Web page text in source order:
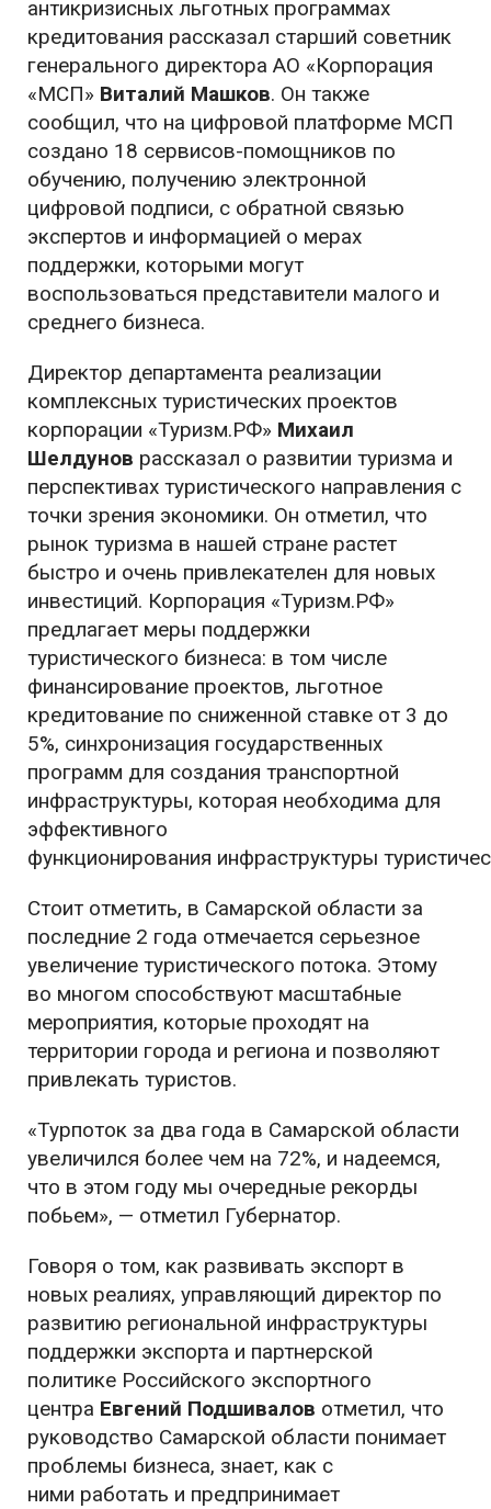
антикризисных льготных программах
кредитования рассказал старший советник
генерального директора АО «Корпорация
«МСП» Виталий Машков. Он также
сообщил, что на цифровой платформе МСП
создано 18 сервисов-помощников по
обучению, получению электронной
цифровой подписи, с обратной связью
экспертов и информацией о мерах
поддержки, которыми могут
воспользоваться представители малого и
среднего бизнеса.
Директор департамента реализации
комплексных туристических проектов
корпорации «Туризм.РФ» Михаил
Шелдунов рассказал о развитии туризма и
перспективах туристического направления с
точки зрения экономики. Он отметил, что
рынок туризма в нашей стране растет
быстро и очень привлекателен для новых
инвестиций. Корпорация «Туризм.РФ»
предлагает меры поддержки
туристического бизнеса: в том числе
финансирование проектов, льготное
кредитование по сниженной ставке от 3 до
5%, синхронизация государственных
программ для создания транспортной
инфраструктуры, которая необходима для
эффективного
функционирования инфраструктуры
Стоит отметить, в Самарской области за
последние 2 года отмечается серьезное
увеличение туристического потока. Этому
во многом способствуют масштабные
мероприятия, которые проходят на
территории города и региона и позволяют
привлекать туристов.
«Турпоток за два года в Самарской области
увеличился более чем на 72%, и надеемся,
что в этом году мы очередные рекорды
побьем», — отметил Губернатор.
Говоря о том, как развивать экспорт в
новых реалиях, управляющий директор по
развитию региональной инфраструктуры
поддержки экспорта и партнерской
политике Российского экспортного
центра Евгений Подшивалов отметил, что
руководство Самарской области понимает
проблемы бизнеса, знает, как с
ними работать и предпринимает